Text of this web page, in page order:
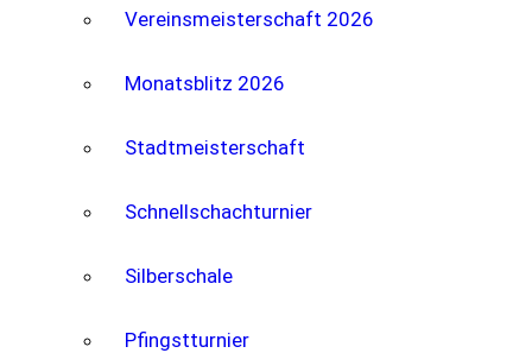
Vereinsmeisterschaft 2026
Monatsblitz 2026
Stadtmeisterschaft
Schnellschachturnier
Silberschale
Pfingstturnier